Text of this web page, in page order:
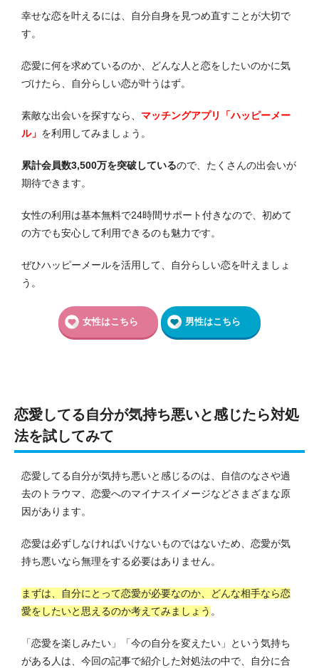
幸せな恋を叶えるには、自分自身を見つめ直すことが大切で
す。
恋愛に何を求めているのか、どんな人と恋をしたいのかに気
づけたら、自分らしい恋が叶うはず。
素敵な出会いを探すなら、 マッチングアプリ「ハッピーメー
ル」 を利用してみましょう。
累計会員数3,500万を突破しているので、たくさんの出会いが
期待できます。
女性の利用は基本無料で24時間サポート付きなので、初めて
の方でも安心して利用できるのも魅力です。
ぜひハッピーメールを活用して、自分らしい恋を叶えましょ
う。
女性はこちら 男性はこちら
恋愛してる自分が気持ち悪いと感じたら対処
法を試してみて
恋愛してる自分が気持ち悪いと感じるのは、自信のなさや過
去のトラウマ、恋愛へのマイナスイメージなどさまざまな原
因があります。
恋愛は必ずしなければいけないものではないため、恋愛が気
持ち悪いなら無理をする必要はありません。
まずは、自分にとって恋愛が必要なのか、どんな相手なら恋
愛をしたいと思えるのか考えてみましょう 。
「恋愛を楽しみたい」「今の自分を変えたい」という気持ち
がある人は、今回の記事で紹介した対処法の中で、自分に合